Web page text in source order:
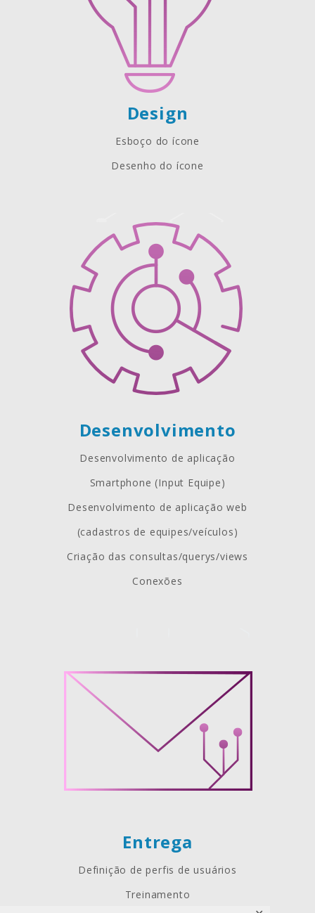
Design
Esboço do ícone
Desenho do ícone
Desenvolvimento
Desenvolvimento de aplicação
Smartphone (Input Equipe)
Desenvolvimento de aplicação web
(cadastros de equipes/veículos)
Criação das consultas/querys/views
Conexões
Entrega
Definição de perfis de usuários
Treinamento